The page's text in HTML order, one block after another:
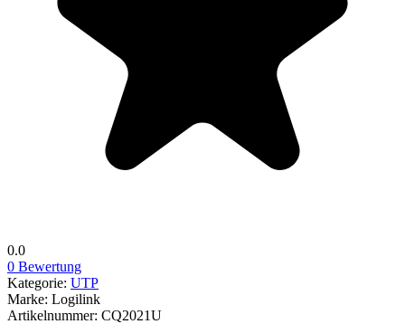
0.0
0 Bewertung
Kategorie: UTP
Marke: Logilink
Artikelnummer: CQ2021U